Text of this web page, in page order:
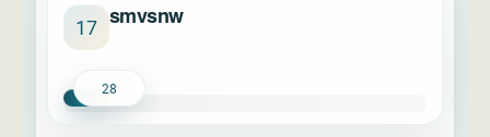
17 smvsnw
28